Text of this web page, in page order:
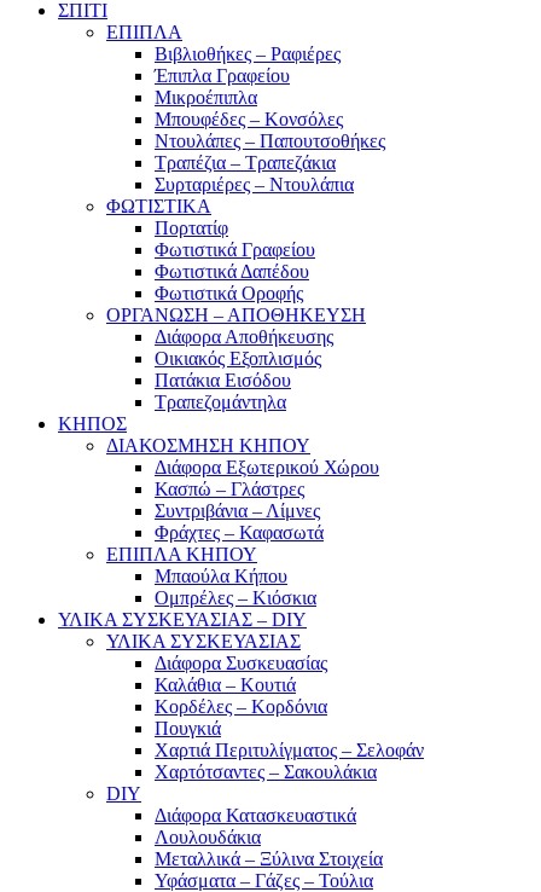
ΣΠΙΤΙ
ΕΠΙΠΛΑ
Βιβλιοθήκες – Ραφιέρες
Έπιπλα Γραφείου
Μικροέπιπλα
Μπουφέδες – Κονσόλες
Ντουλάπες – Παπουτσοθήκες
Τραπέζια – Τραπεζάκια
Συρταριέρες – Ντουλάπια
ΦΩΤΙΣΤΙΚΑ
Πορτατίφ
Φωτιστικά Γραφείου
Φωτιστικά Δαπέδου
Φωτιστικά Οροφής
ΟΡΓΑΝΩΣΗ – ΑΠΟΘΗΚΕΥΣΗ
Διάφορα Αποθήκευσης
Οικιακός Εξοπλισμός
Πατάκια Εισόδου
Τραπεζομάντηλα
ΚΗΠΟΣ
ΔΙΑΚΟΣΜΗΣΗ ΚΗΠΟΥ
Διάφορα Εξωτερικού Χώρου
Κασπώ – Γλάστρες
Συντριβάνια – Λίμνες
Φράχτες – Καφασωτά
ΕΠΙΠΛΑ ΚΗΠΟΥ
Μπαούλα Κήπου
Ομπρέλες – Κιόσκια
ΥΛΙΚΑ ΣΥΣΚΕΥΑΣΙΑΣ – DIY
ΥΛΙΚΑ ΣΥΣΚΕΥΑΣΙΑΣ
Διάφορα Συσκευασίας
Καλάθια – Κουτιά
Κορδέλες – Κορδόνια
Πουγκιά
Χαρτιά Περιτυλίγματος – Σελοφάν
Χαρτότσαντες – Σακουλάκια
DIY
Διάφορα Κατασκευαστικά
Λουλουδάκια
Μεταλλικά – Ξύλινα Στοιχεία
Υφάσματα – Γάζες – Τούλια